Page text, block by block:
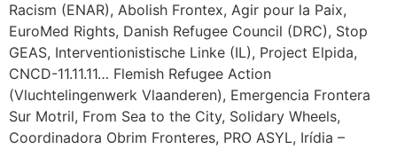
Racism (ENAR), Abolish Frontex, Agir pour la Paix,
EuroMed Rights, Danish Refugee Council (DRC), Stop
GEAS, Interventionistische Linke (IL), Project Elpida,
CNCD-11.11.11… Flemish Refugee Action
(Vluchtelingenwerk Vlaanderen), Emergencia Frontera
Sur Motril, From Sea to the City, Solidary Wheels,
Coordinadora Obrim Fronteres, PRO ASYL, Irídia –